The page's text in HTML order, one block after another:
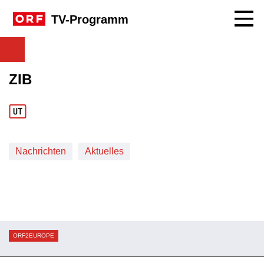
TV-Programm
ZIB
Nachrichten Aktuelles
ORF2EUROPE